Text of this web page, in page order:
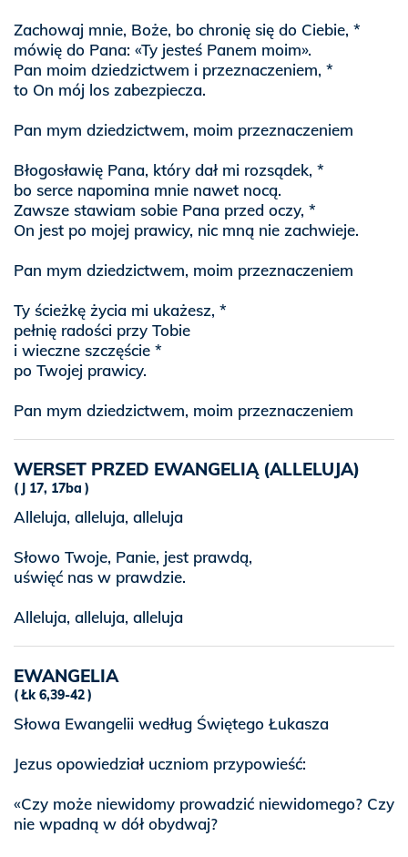
Zachowaj mnie, Boże, bo chronię się do Ciebie, *
mówię do Pana: «Ty jesteś Panem moim».
Pan moim dziedzictwem i przeznaczeniem, *
to On mój los zabezpiecza.
Pan mym dziedzictwem, moim przeznaczeniem
Błogosławię Pana, który dał mi rozsądek, *
bo serce napomina mnie nawet nocą.
Zawsze stawiam sobie Pana przed oczy, *
On jest po mojej prawicy, nic mną nie zachwieje.
Pan mym dziedzictwem, moim przeznaczeniem
Ty ścieżkę życia mi ukażesz, *
pełnię radości przy Tobie
i wieczne szczęście *
po Twojej prawicy.
Pan mym dziedzictwem, moim przeznaczeniem
WERSET PRZED EWANGELIĄ (ALLELUJA)
J 17, 17ba
Alleluja, alleluja, alleluja
Słowo Twoje, Panie, jest prawdą,
uświęć nas w prawdzie.
Alleluja, alleluja, alleluja
EWANGELIA
Łk 6,39-42
Słowa Ewangelii według Świętego Łukasza
Jezus opowiedział uczniom przypowieść:
«Czy może niewidomy prowadzić niewidomego? Czy
nie wpadną w dół obydwaj?